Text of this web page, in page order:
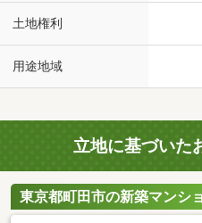
土地権利
用途地域
立地に基づいた
東京都町田市の新築マンシ